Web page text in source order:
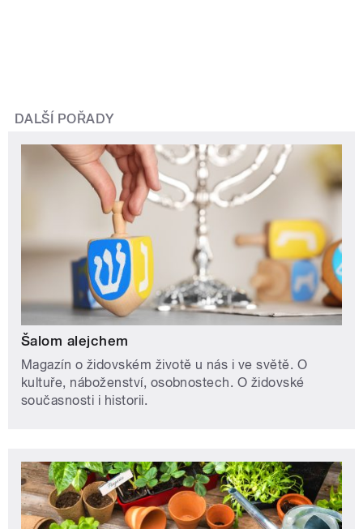
DALŠÍ POŘADY
Šalom alejchem
Magazín o židovském životě u nás i ve světě. O
kultuře, náboženství, osobnostech. O židovské
současnosti i historii.